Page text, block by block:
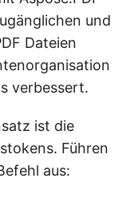
und
Dateien
verbessert.
ist die
Führen
aus: